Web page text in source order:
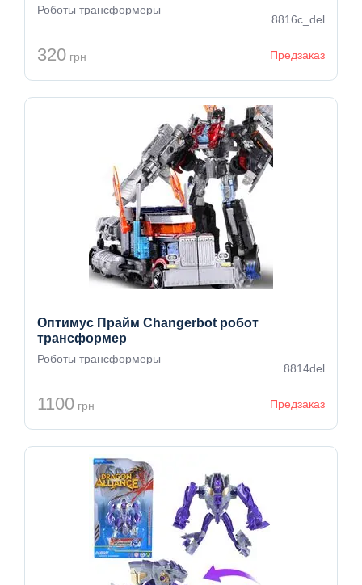
Роботы трансформеры
8816c_del
320 грн Предзаказ
Оптимус Прайм Changerbot робот
трансформер
Роботы трансформеры
8814del
1100 грн Предзаказ